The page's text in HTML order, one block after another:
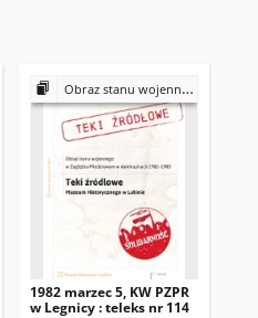
Obraz stanu wojennego w Zagłębiu Miedziowym w dalekopisach 1981–1983
1982 marzec 5, KW PZPR
w Legnicy : teleks nr 114